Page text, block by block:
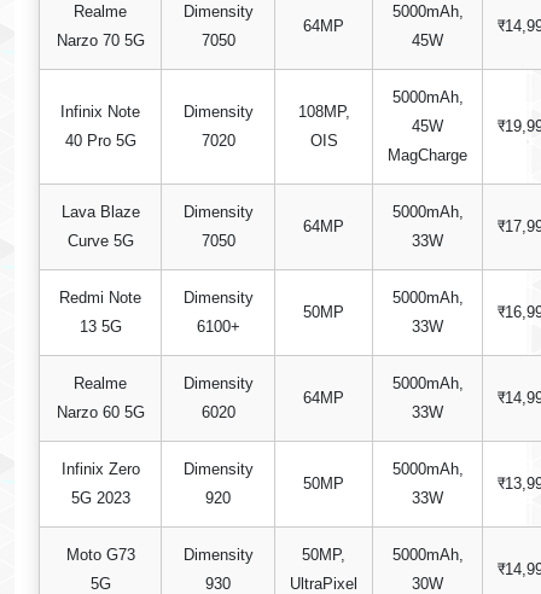
Realme
Narzo 70 5G
Dimensity
7050
64MP
5000mAh,
45W
Infinix Note
40 Pro 5G
Dimensity
7020
108MP,
OIS
5000mAh,
45W
MagCharge
Lava Blaze
Curve 5G
Dimensity
7050
64MP
5000mAh,
33W
Redmi Note
13 5G
Dimensity
6100+
50MP
5000mAh,
33W
Realme
Narzo 60 5G
Dimensity
6020
64MP
5000mAh,
33W
Infinix Zero
5G 2023
Dimensity
920
50MP
5000mAh,
33W
Moto G73
5G
Dimensity
930
50MP,
UltraPixel
5000mAh,
30W